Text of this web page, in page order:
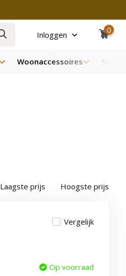
Inloggen 0
Woonaccessoires SALE
Laagste prijs Hoogste prijs
Vergelijk
Op voorraad